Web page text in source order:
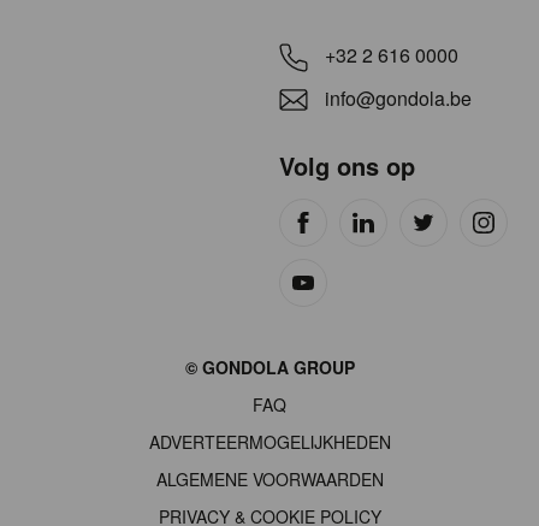
+32 2 616 0000
info@gondola.be
Volg ons op
© GONDOLA GROUP
FAQ
ADVERTEERMOGELIJKHEDEN
ALGEMENE VOORWAARDEN
PRIVACY & COOKIE POLICY